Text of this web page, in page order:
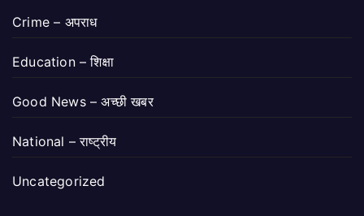
Crime – अपराध
Education – शिक्षा
Good News – अच्छी खबर
National – राष्ट्रीय
Uncategorized